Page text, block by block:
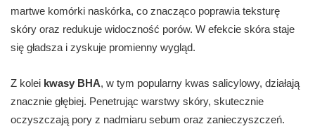
martwe komórki naskórka, co znacząco poprawia teksturę
skóry oraz redukuje widoczność porów. W efekcie skóra staje
się gładsza i zyskuje promienny wygląd.
Z kolei kwasy BHA, w tym popularny kwas salicylowy, działają
znacznie głębiej. Penetrując warstwy skóry, skutecznie
oczyszczają pory z nadmiaru sebum oraz zanieczyszczeń.